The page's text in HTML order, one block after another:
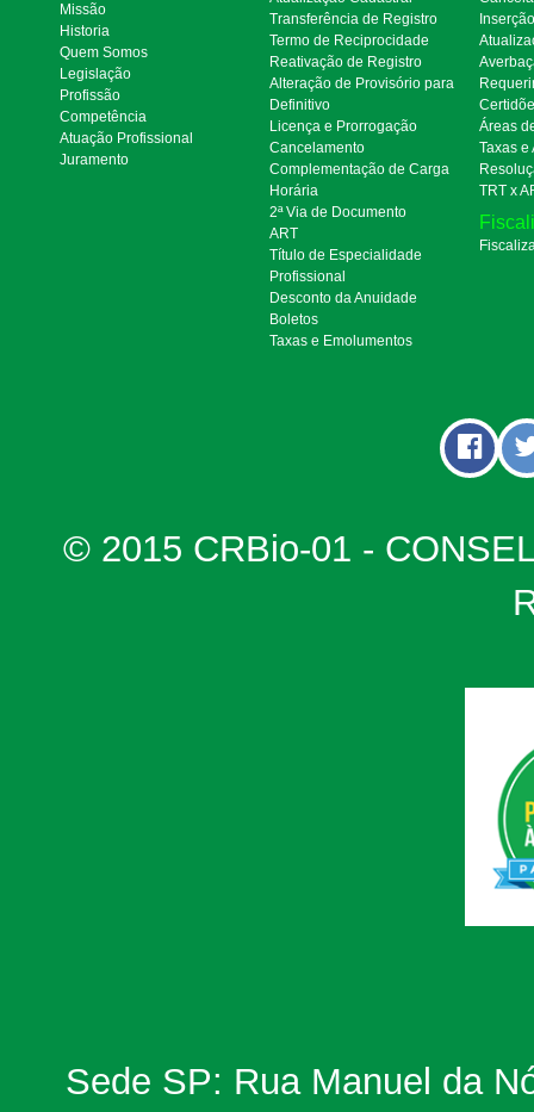
Missão
Historia
Quem Somos
Legislação
Profissão
Competência
Atuação Profissional
Juramento
Transferência de Registro
Termo de Reciprocidade
Reativação de Registro
Alteração de Provisório para
Definitivo
Licença e Prorrogação
Cancelamento
Complementação de Carga
Horária
2ª Via de Documento
ART
Título de Especialidade
Profissional
Desconto da Anuidade
Boletos
Taxas e Emolumentos
Áreas
Taxas e
TRT x
© 2015 CRBio-01 -
Sede SP: Rua Manuel da